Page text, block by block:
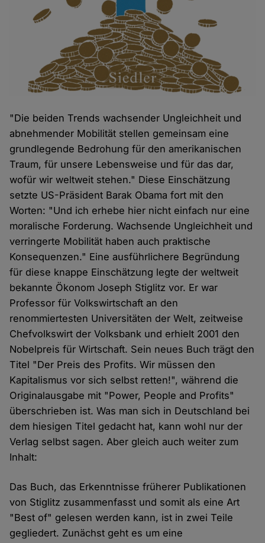
"Die beiden Trends wachsender Ungleichheit und
abnehmender Mobilität stellen gemeinsam eine
grundlegende Bedrohung für den amerikanischen
Traum, für unsere Lebensweise und für das dar,
wofür wir weltweit stehen." Diese Einschätzung
setzte US-Präsident Barak Obama fort mit den
Worten: "Und ich erhebe hier nicht einfach nur eine
moralische Forderung. Wachsende Ungleichheit und
verringerte Mobilität haben auch praktische
Konsequenzen." Eine ausführlichere Begründung
für diese knappe Einschätzung legte der weltweit
bekannte Ökonom Joseph Stiglitz vor. Er war
Professor für Volkswirtschaft an den
renommiertesten Universitäten der Welt, zeitweise
Chefvolkswirt der Volksbank und erhielt 2001 den
Nobelpreis für Wirtschaft. Sein neues Buch trägt den
Titel "Der Preis des Profits. Wir müssen den
Kapitalismus vor sich selbst retten!", während die
Originalausgabe mit "Power, People and Profits"
überschrieben ist. Was man sich in Deutschland bei
dem hiesigen Titel gedacht hat, kann wohl nur der
Verlag selbst sagen. Aber gleich auch weiter zum
Inhalt:
Das Buch, das Erkenntnisse früherer Publikationen
von Stiglitz zusammenfasst und somit als eine Art
"Best of" gelesen werden kann, ist in zwei Teile
gegliedert. Zunächst geht es um eine